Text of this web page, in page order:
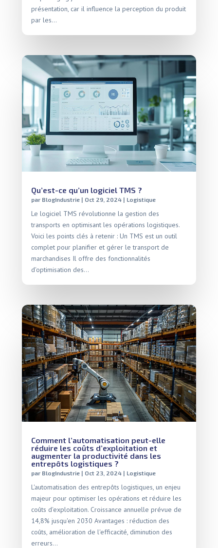
présentation, car il influence la perception du produit
par les...
Qu’est-ce qu’un logiciel TMS ?
par BlogIndustrie| Oct 29, 2024| Logistique
Le logiciel TMS révolutionne la gestion des
transports en optimisant les opérations logistiques.
Voici les points clés à retenir : Un TMS est un outil
complet pour planifier et gérer le transport de
marchandises Il offre des fonctionnalités
d'optimisation des...
Comment l’automatisation peut-elle
réduire les coûts d’exploitation et
augmenter la productivité dans les
entrepôts logistiques ?
par BlogIndustrie| Oct 23, 2024| Logistique
L'automatisation des entrepôts logistiques, un enjeu
majeur pour optimiser les opérations et réduire les
coûts d'exploitation. Croissance annuelle prévue de
14,8% jusqu'en 2030 Avantages : réduction des
coûts, amélioration de l'efficacité, diminution des
erreurs...